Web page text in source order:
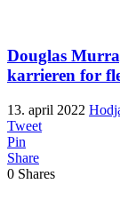
Douglas
karrieren for
13. april 2022
Tweet
Pin
Share
0 Shares